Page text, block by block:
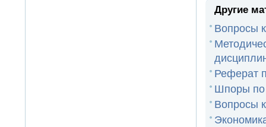
Другие
Вопросы
Реферат
Шпоры по
Вопросы